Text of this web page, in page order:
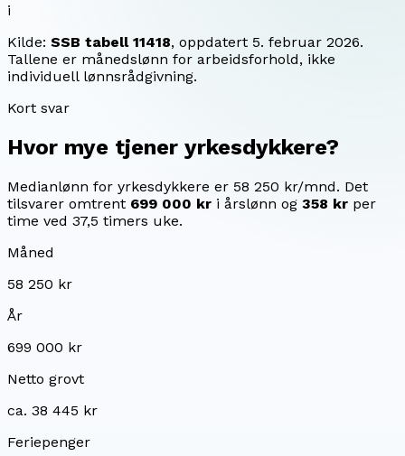
i
Kilde: SSB tabell 11418, oppdatert 5. februar 2026.
Tallene er månedslønn for arbeidsforhold, ikke
individuell lønnsrådgivning.
Kort svar
Hvor mye tjener yrkesdykkere?
Medianlønn for yrkesdykkere er 58 250 kr/mnd. Det
tilsvarer omtrent 699 000 kr i årslønn og 358 kr per
time ved 37,5 timers uke.
Måned
58 250 kr
År
699 000 kr
Netto grovt
ca. 38 445 kr
Feriepenger